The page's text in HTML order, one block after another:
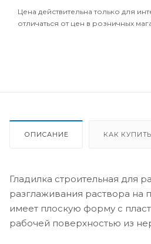
Цена действительна только для
отличаться от цен в розничных
ОПИСАНИЕ КАК КУПИТЬ
Гладилка строительная для
разглаживания раствора на
имеет плоскую форму с
рабочей поверхностью из